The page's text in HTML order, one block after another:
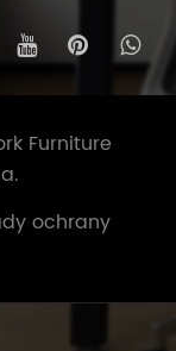
Furniture
ochrany